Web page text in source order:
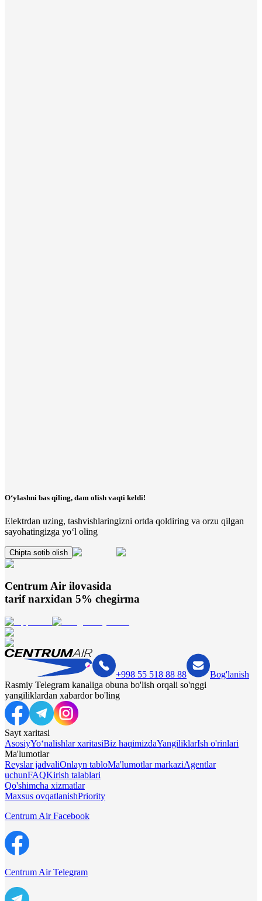
O‘ylashni bas qiling, dam olish vaqti keldi!
Elektrdan uzing, tashvishlaringizni ortda qoldiring va orzu qilgan
sayohatingizga yo‘l oling
Chipta sotib olish
Centrum Air ilovasida
tarif narxidan 5% chegirma
+998 55 518 88 88
Bog'lanish
Rasmiy Telegram kanaliga obuna bo'lish orqali so'nggi
yangiliklardan xabardor bo'ling
Sayt xaritasi
AsosiyYo‘nalishlar xaritasiBiz haqimizdaYangiliklarIsh o'rinlari
Ma'lumotlar
Reyslar jadvaliOnlayn tabloMa'lumotlar markaziAgentlar
uchunFAQKirish talablari
Qo'shimcha xizmatlar
Maxsus ovqatlanishPriority
Centrum Air Facebook
Centrum Air Telegram